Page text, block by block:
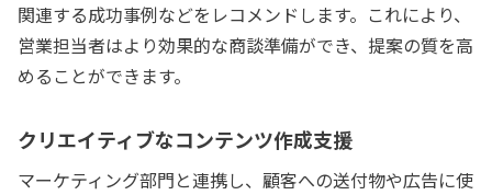
関連する成功事例などをレコメンドします。これにより、
営業担当者はより効果的な商談準備ができ、提案の質を高
めることができます。
クリエイティブなコンテンツ作成支援
マーケティング部門と連携し、顧客への送付物や広告に使